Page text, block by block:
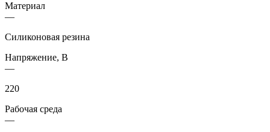
Материал
—
Cиликоновая резина
Напряжение, В
—
220
Рабочая среда
—